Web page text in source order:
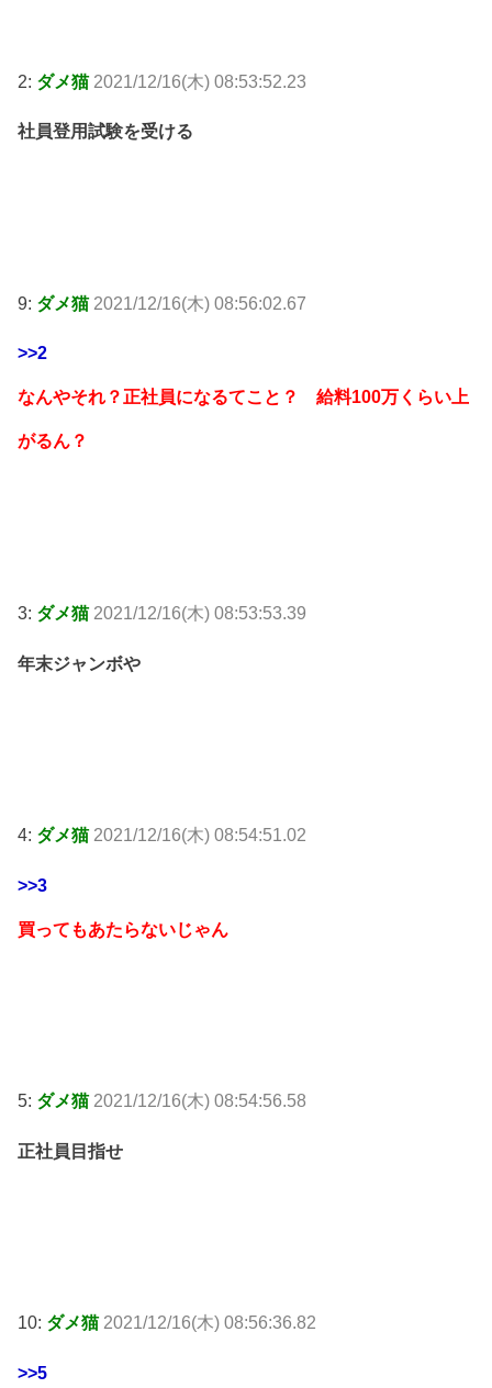
2: ダメ猫 2021/12/16(木) 08:53:52.23
社員登用試験を受ける
9: ダメ猫 2021/12/16(木) 08:56:02.67
>>2
なんやそれ？正社員になるてこと？ 給料100万くらい上
がるん？
3: ダメ猫 2021/12/16(木) 08:53:53.39
年末ジャンボや
4: ダメ猫 2021/12/16(木) 08:54:51.02
>>3
買ってもあたらないじゃん
5: ダメ猫 2021/12/16(木) 08:54:56.58
正社員目指せ
10: ダメ猫 2021/12/16(木) 08:56:36.82
>>5